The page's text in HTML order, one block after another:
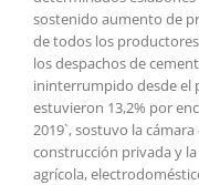
sostenido aumento de
de todos los
los despachos de
ininterrumpido desde el
estuvieron 13,2% por
2019`, sostuvo la
construcción privada y
agrícola,